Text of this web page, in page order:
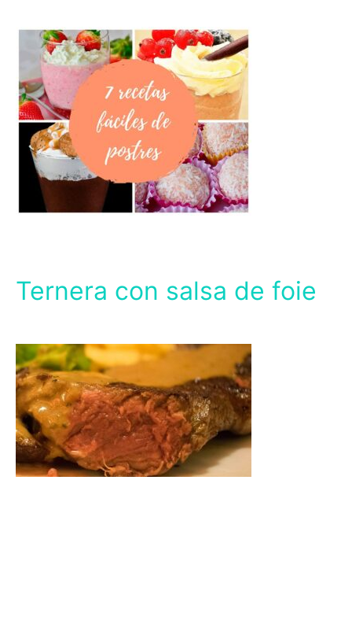
Ternera con salsa de foie